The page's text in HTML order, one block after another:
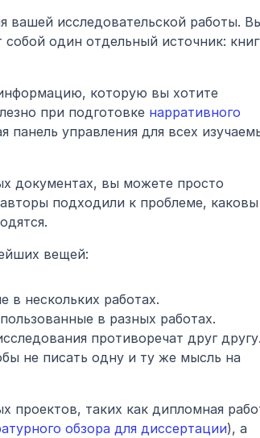
вашей исследовательской работы.
собой один отдельный источник:
которую вы хотите
при подготовке нарративного
панель управления для всех
документах, вы можете просто
подходили к проблеме, каковы
вещей:
нескольких работах.
в разных работах.
противоречат друг
не писать одну и ту же мысль на
проектов, таких как дипломная
обзора для диссертации), а